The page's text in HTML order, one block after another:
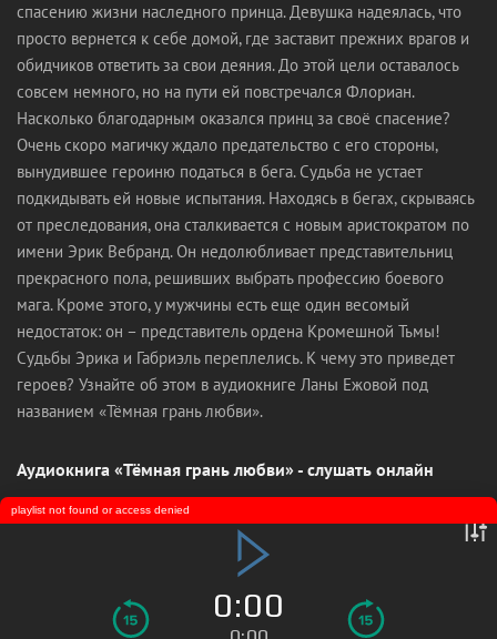
спасению жизни наследного принца. Девушка надеялась, что
просто вернется к себе домой, где заставит прежних врагов и
обидчиков ответить за свои деяния. До этой цели оставалось
совсем немного, но на пути ей повстречался Флориан.
Насколько благодарным оказался принц за своё спасение?
Очень скоро магичку ждало предательство с его стороны,
вынудившее героиню податься в бега. Судьба не устает
подкидывать ей новые испытания. Находясь в бегах, скрываясь
от преследования, она сталкивается с новым аристократом по
имени Эрик Вебранд. Он недолюбливает представительниц
прекрасного пола, решивших выбрать профессию боевого
мага. Кроме этого, у мужчины есть еще один весомый
недостаток: он – представитель ордена Кромешной Тьмы!
Судьбы Эрика и Габриэль переплелись. К чему это приведет
героев? Узнайте об этом в аудиокниге Ланы Ежовой под
названием «Тёмная грань любви».
Аудиокнига «Тёмная грань любви» - слушать онлайн
0:00
playlist not found or access denied